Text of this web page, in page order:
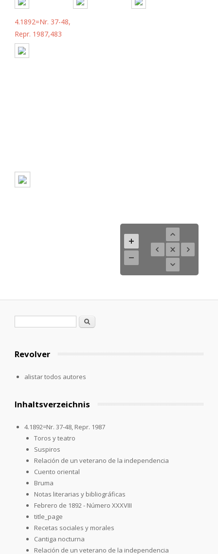
4.1892=Nr. 37-48,
Repr. 1987,483
Formulario de búsqueda
Buscar
Revolver
alistar todos autores
Inhaltsverzeichnis
4.1892=Nr. 37-48, Repr. 1987
Toros y teatro
Suspiros
Relación de un veterano de la independencia
Cuento oriental
Bruma
Notas literarias y bibliográficas
Febrero de 1892 - Número XXXVIII
title_page
Recetas sociales y morales
Cantiga nocturna
Relación de un veterano de la independencia